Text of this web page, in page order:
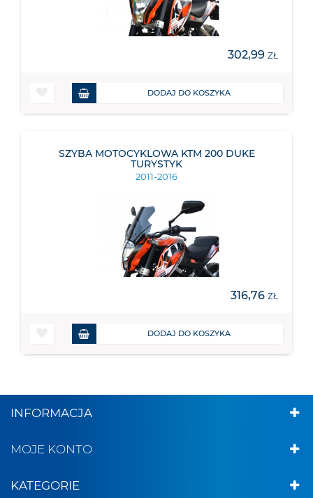
302,99 ZŁ
DODAJ DO KOSZYKA
SZYBA MOTOCYKLOWA KTM 200 DUKE
TURYSTYK
2011-2016
316,76 ZŁ
DODAJ DO KOSZYKA
INFORMACJA
MOJE KONTO
KATEGORIE